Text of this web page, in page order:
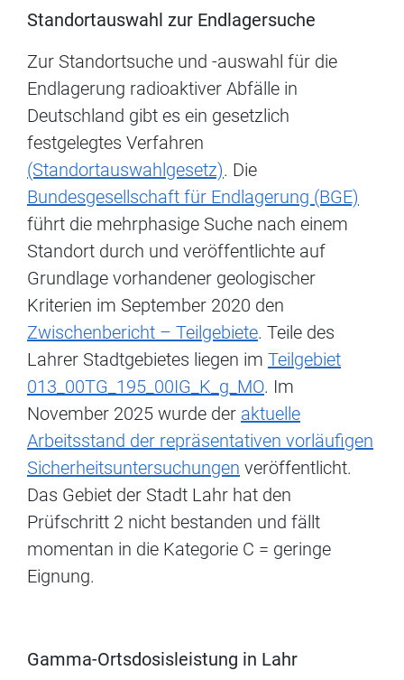
Standortauswahl zur Endlagersuche
Zur Standortsuche und -auswahl für die
Endlagerung radioaktiver Abfälle in
Deutschland gibt es ein gesetzlich
festgelegtes Verfahren
(Standortauswahlgesetz). Die
Bundesgesellschaft für Endlagerung (BGE)
führt die mehrphasige Suche nach einem
Standort durch und veröffentlichte auf
Grundlage vorhandener geologischer
Kriterien im September 2020 den
Zwischenbericht – Teilgebiete. Teile des
Lahrer Stadtgebietes liegen im Teilgebiet
013_00TG_195_00IG_K_g_MO. Im
November 2025 wurde der aktuelle
Arbeitsstand der repräsentativen vorläufigen
Sicherheitsuntersuchungen veröffentlicht.
Das Gebiet der Stadt Lahr hat den
Prüfschritt 2 nicht bestanden und fällt
momentan in die Kategorie C = geringe
Eignung.
Gamma-Ortsdosisleistung in Lahr